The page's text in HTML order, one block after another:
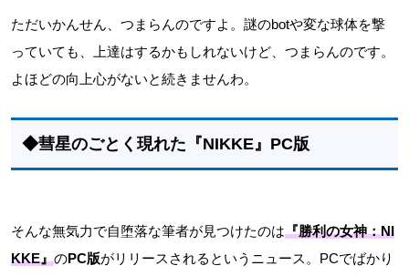
ただいかんせん、つまらんのですよ。謎のbotや変な球体を撃
っていても、上達はするかもしれないけど、つまらんのです。
よほどの向上心がないと続きませんわ。
◆彗星のごとく現れた『NIKKE』PC版
そんな無気力で自堕落な筆者が見つけたのは『勝利の女神：NI
KKE』のPC版がリリースされるというニュース。PCでばかり